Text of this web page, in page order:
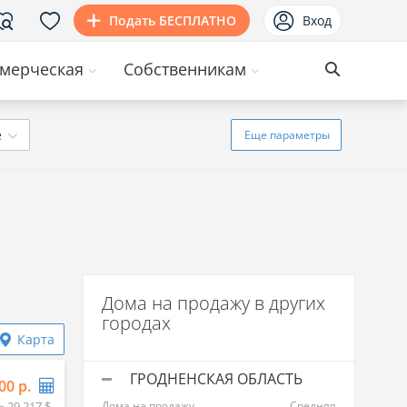
Подать БЕСПЛАТНО Вход
Собственникам
Еще параметры
Карта
р.
Дома на продажу в других
городах
ГРОДНЕНСКАЯ ОБЛАСТЬ